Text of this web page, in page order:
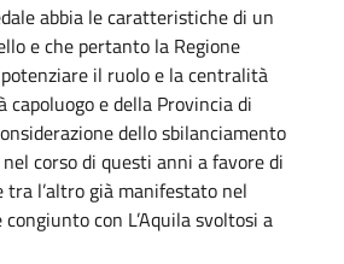
abbia le caratteristiche di un
e che pertanto la Regione
il ruolo e la centralità
e della Provincia di
dello sbilanciamento
corso di questi anni a favore di
l’altro già manifestato nel
con L’Aquila svoltosi a